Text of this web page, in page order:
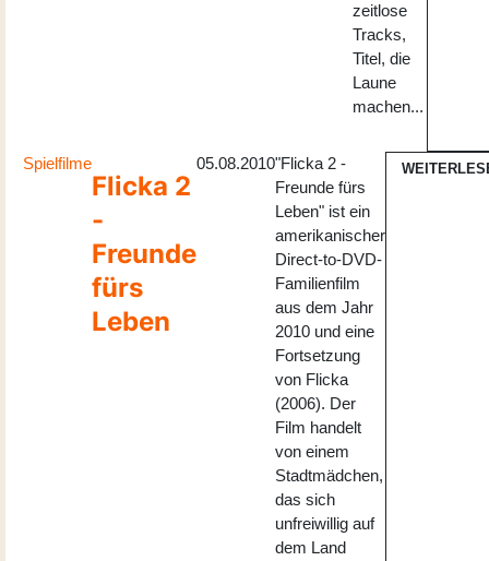
zeitlose
Tracks,
Titel, die
Laune
machen...
Spielfilme
Flicka 2
-
Freunde
fürs
Leben
05.08.2010"Flicka 2 -
Freunde fürs
Leben" ist ein
amerikanischer
Direct-to-DVD-
Familienfilm
aus dem Jahr
2010 und eine
Fortsetzung
von Flicka
(2006). Der
Film handelt
von einem
Stadtmädchen,
das sich
unfreiwillig auf
dem Land